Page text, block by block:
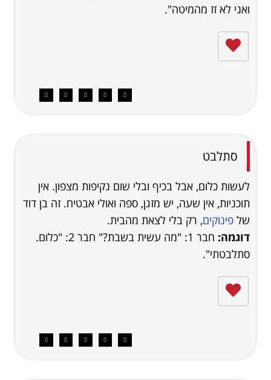
ואני לא זז מהמיטה".
סתלבט
לעשות כלום, אבל בכיף ובלי שום נקיפות מצפון. אין
תוכניות, אין שעה, יש מזגן, ספה ואולי אבטיח. זה בן דוד
של פינוקים, רק בלי לצאת מהבית.
דוגמה:
חבר 1: "מה עשית בשבת?" חבר 2: "כלום.
סתלבטתי".